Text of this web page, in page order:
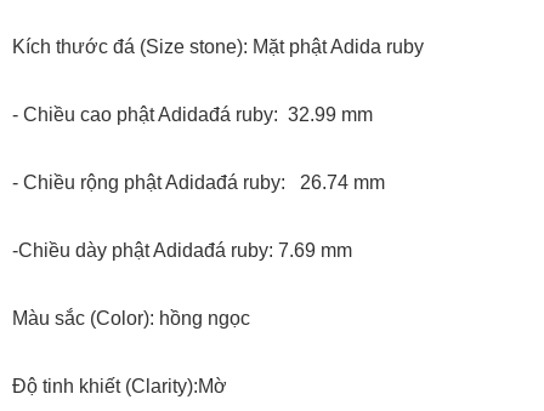
Kích thước đá (Size stone): Mặt phật Adida ruby
- Chiều cao phật Adidađá ruby: 32.99 mm
- Chiều rộng phật Adidađá ruby: 26.74 mm
-Chiều dày phật Adidađá ruby: 7.69 mm
Màu sắc (Color): hồng ngọc
Độ tinh khiết (Clarity):Mờ